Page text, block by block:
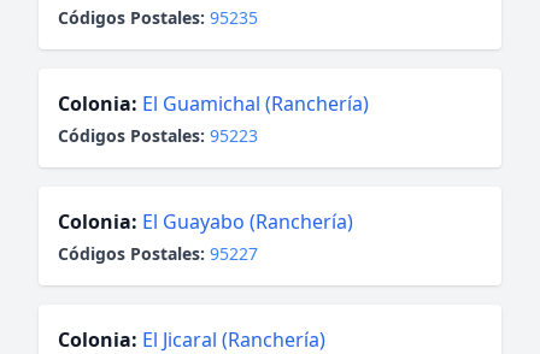
Códigos Postales: 95235
Colonia: El Guamichal (Ranchería)
Códigos Postales: 95223
Colonia: El Guayabo (Ranchería)
Códigos Postales: 95227
Colonia: El Jicaral (Ranchería)